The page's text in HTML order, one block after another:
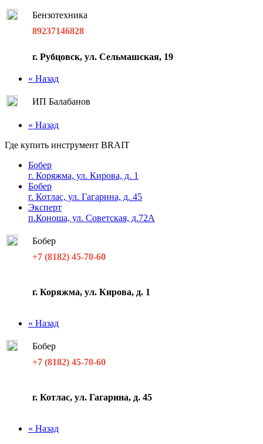
Бензотехника
89237146828
г. Рубцовск, ул. Сельмашская, 19
« Назад
ИП Балабанов
« Назад
Где купить инструмент BRAIT
Бобер
г. Коряжма, ул. Кирова, д. 1
Бобер
г. Котлас, ул. Гагарина, д. 45
Эксперт
п.Коноша, ул. Советская, д.72А
Бобер
+7 (8182) 45-70-60
г. Коряжма, ул. Кирова, д. 1
« Назад
Бобер
+7 (8182) 45-70-60
г. Котлас, ул. Гагарина, д. 45
« Назад